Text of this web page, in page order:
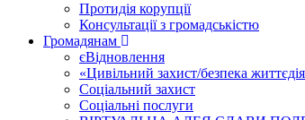
Протидія корупції
Консультації з громадськістю
Громадянам
єВідновлення
«Цивільний захист/безпека
Соціальний захист
Соціальні послуги